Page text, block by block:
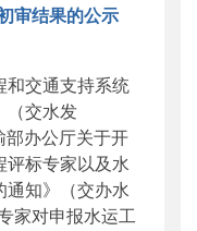
审结果的公示
交通支持系统
（交水发
部办公厅关于开
评标专家以及水
知》（交办水
家对申报水运工